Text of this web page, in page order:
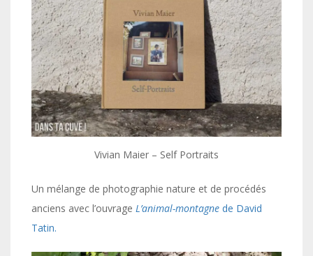
Vivian Maier – Self Portraits
Un mélange de photographie nature et de procédés
anciens avec l’ouvrage L’animal-montagne de David
Tatin.